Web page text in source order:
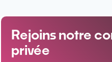
Rejoins notre
privée